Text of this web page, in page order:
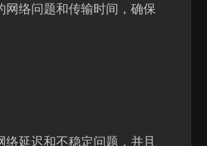
络问题和传输时间，确保
延迟和不稳定问题，并且